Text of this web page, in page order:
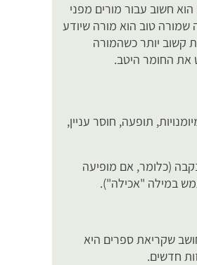
הוא חשוב עבור מורים מפני
שמורה טוב הוא מורה שיודע
קשוב יותר כשהמורה
את החומר היטב.
מיומנויות, תופעה, חוסר עניין,
(כלומר, אם מופיעה
במילה "אכילה").
שקריאת ספרים היא
חדשים.